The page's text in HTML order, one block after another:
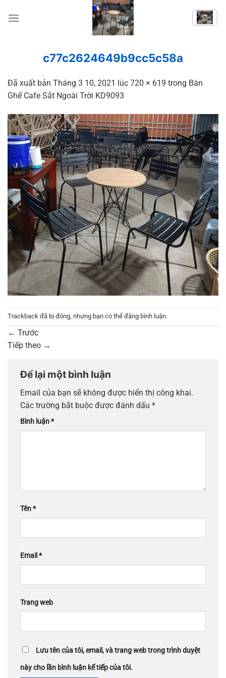
đến
c77c2624649b9cc5c58a
Đã xuất bản Tháng 3 10, 2021 lúc 720 × 619 trong Bàn
Ghế Cafe Sắt Ngoài Trời KD9093
Trackback đã bị đóng, nhưng bạn có thể đăng bình luận.
← Trước
Tiếp theo →
Để lại một bình luận
Email của bạn sẽ không được hiển thị công khai.
Các trường bắt buộc được đánh dấu *
Bình luận*
Tên*
Email *
Trang web
Lưu tên của tôi, email, và trang web trong trình duyệt
này cho lần bình luận kế tiếp của tôi.